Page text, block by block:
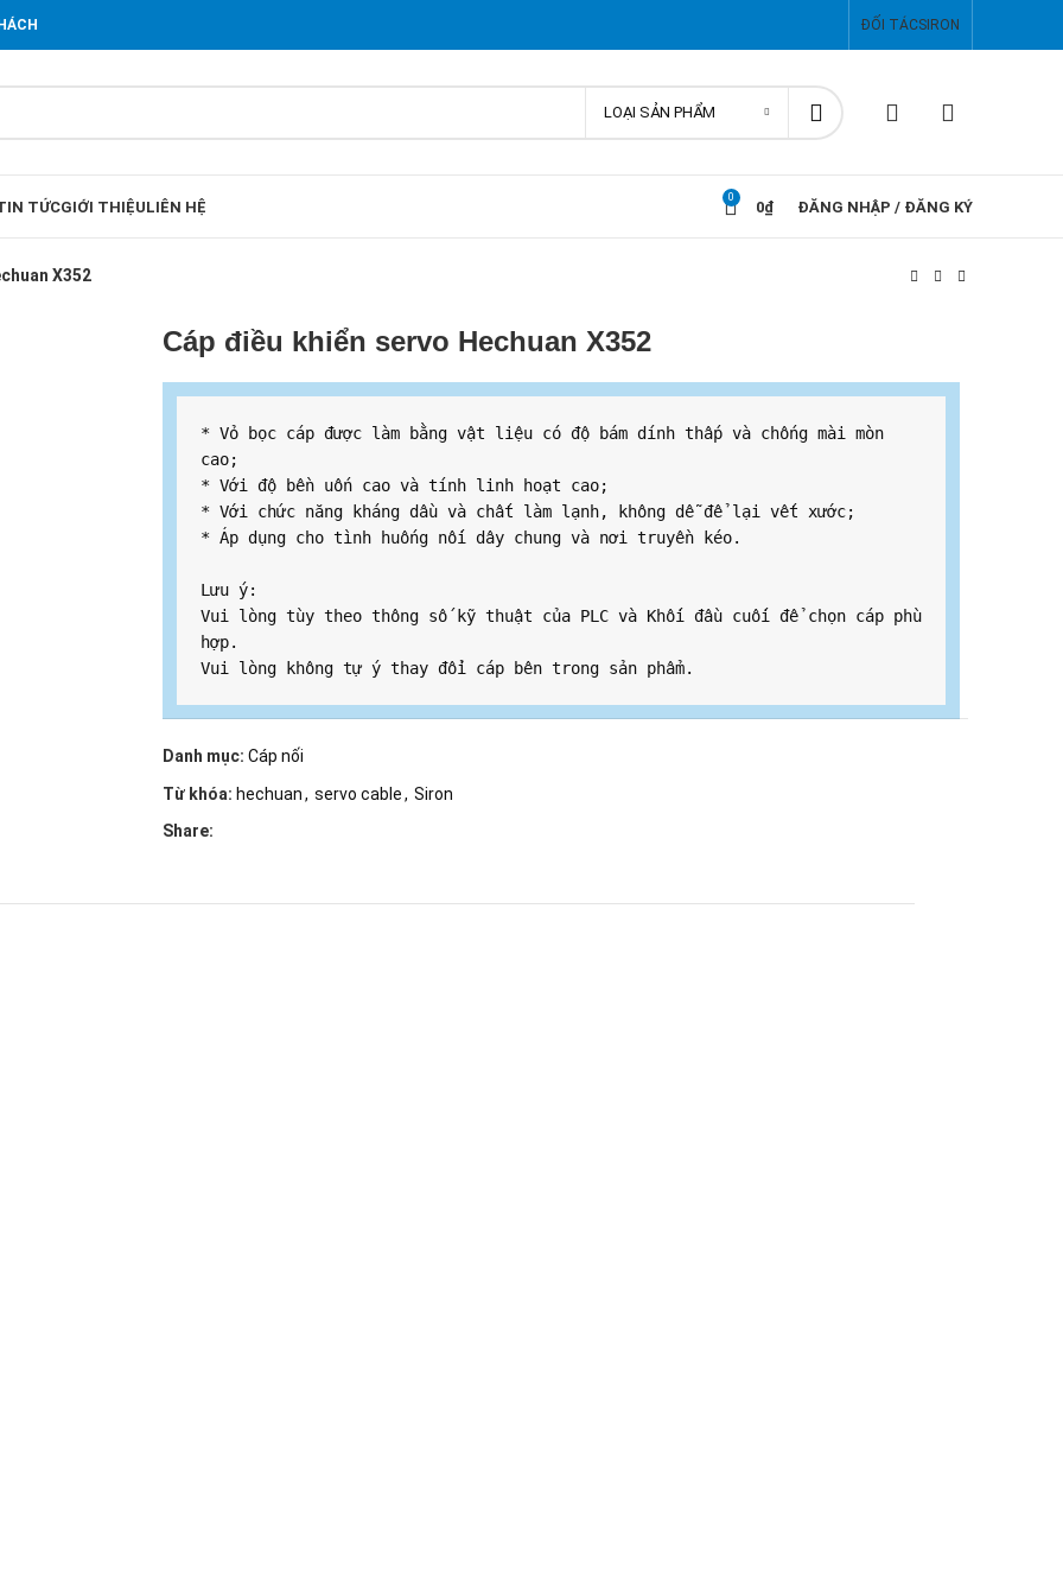
ĐỐI TÁCSIRON
LOẠI SẢN PHẨM
TỨCGIỚI THIỆULIÊN HỆ
0
0₫ ĐĂNG NHẬP / ĐĂNG KÝ
X352
Cáp điều khiển servo Hechuan X352
* Vỏ bọc cáp được làm bằng vật liệu có độ bám dính thấp và chống mài mòn
cao;
* Với độ bền uốn cao và tính linh hoạt cao;
* Với chức năng kháng dầu và chất làm lạnh, không dễ để lại vết xước;
* Áp dụng cho tình huống nối dây chung và nơi truyền kéo.
Lưu ý:
Vui lòng tùy theo thông số kỹ thuật của PLC và Khối đầu cuối để chọn cáp phù
hợp.
Vui lòng không tự ý thay đổi cáp bên trong sản phẩm.
Danh mục: Cáp nối
Từ khóa: hechuan, servo cable, Siron
Share: